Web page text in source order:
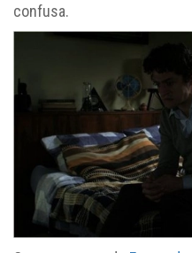
confusa.